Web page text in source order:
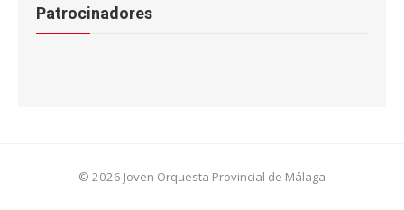
Patrocinadores
© 2026 Joven Orquesta Provincial de Málaga